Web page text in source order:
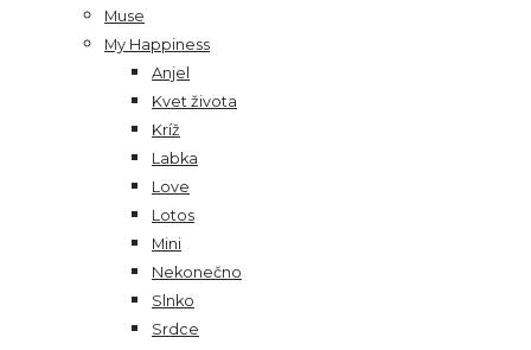
Muse
My Happiness
Anjel
Kvet života
Kríž
Labka
Love
Lotos
Mini
Nekonečno
Slnko
Srdce